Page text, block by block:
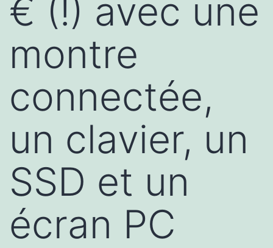
€ (!) avec une
montre
connectée,
un clavier, un
SSD et un
écran PC